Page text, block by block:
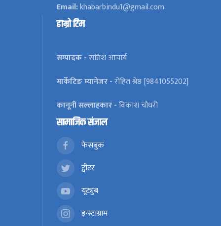
Email:khabarbindu1@gmail.com
हाम्रो टिम
सम्पादक -सतिश आचार्य
मार्केटिङ म्यानेजर -रोहित श्रेष्ठ [9841055202]
कानूनी सल्लाहकार -विकाश चौधरी
सामाजिक संजाल
फेसबुक
ट्वीटर
यूट्युब
इन्स्टाग्राम